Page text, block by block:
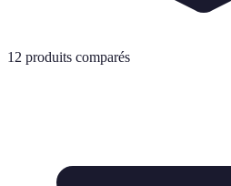
12 produits comparés